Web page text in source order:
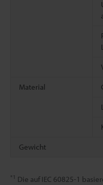
Material
Gewicht
*1 Die auf IEC 60825-1